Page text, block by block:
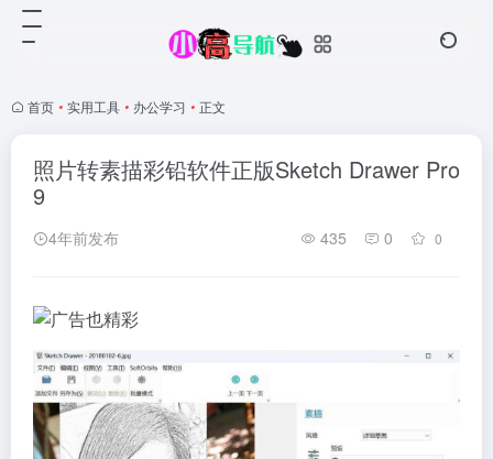
首页 • 实用工具 • 办公学习 • 正文
照片转素描彩铅软件正版Sketch Drawer Pro
9
4年前发布 435 0 0